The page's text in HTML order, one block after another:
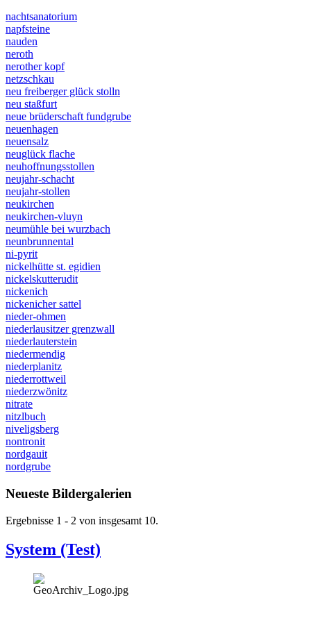
nachtsanatorium
napfsteine
nauden
neroth
nerother kopf
netzschkau
neu freiberger glück stolln
neu staßfurt
neue brüderschaft fundgrube
neuenhagen
neuensalz
neuglück flache
neuhoffnungsstollen
neujahr-schacht
neujahr-stollen
neukirchen
neukirchen-vluyn
neumühle bei wurzbach
neunbrunnental
ni-pyrit
nickelhütte st. egidien
nickelskutterudit
nickenich
nickenicher sattel
nieder-ohmen
niederlausitzer grenzwall
niederlauterstein
niedermendig
niederplanitz
niederrottweil
niederzwönitz
nitrate
nitzlbuch
niveligsberg
nontronit
nordgauit
nordgrube
Neueste Bildergalerien
Ergebnisse 1 - 2 von insgesamt 10.
System (Test)